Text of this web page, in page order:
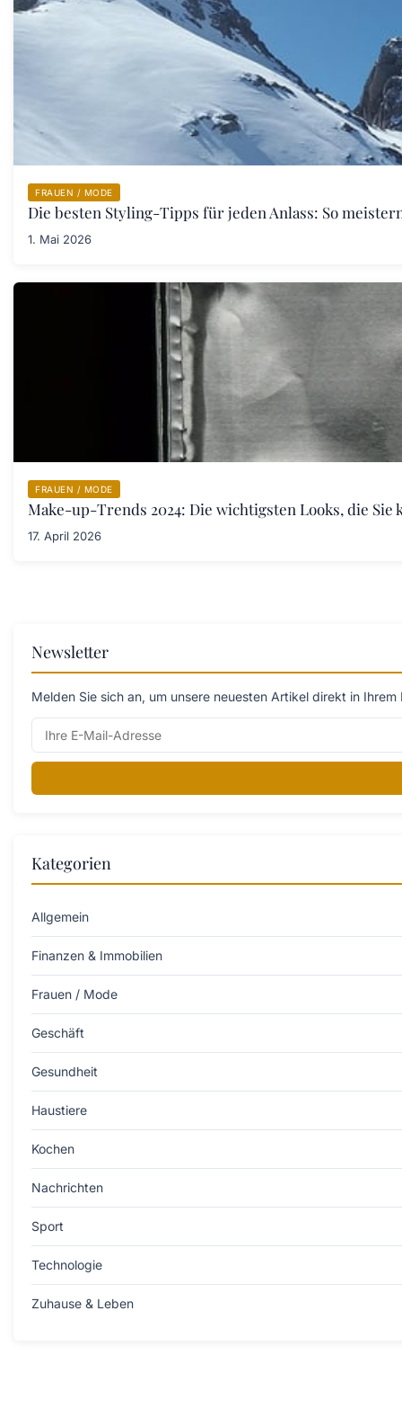
FRAUEN / MODE
Die besten Styling-Tipps für jeden Anlass: So
1. Mai 2026
FRAUEN / MODE
Make-up-Trends 2024: Die wichtigsten Looks, die Sie
17. April 2026
Newsletter
Melden Sie sich an, um unsere neuesten Artikel direkt in
Kategorien
Allgemein
Finanzen & Immobilien
Frauen / Mode
Geschäft
Gesundheit
Haustiere
Kochen
Nachrichten
Sport
Technologie
Zuhause & Leben